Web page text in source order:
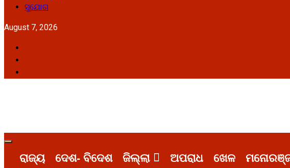
ସୁଯୋଗ
August 7, 2026
Primary
Menuରାଜ୍ୟ ଦେଶ- ବିଦେଶ ଜିଲ୍ଲା ଅପରାଧ ଖେଳ